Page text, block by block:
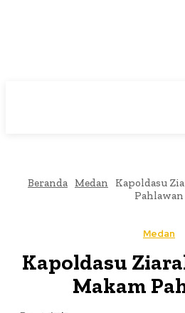
Beranda Medan
Kapoldasu
Pahlawan
Medan
Kapoldasu
Makam